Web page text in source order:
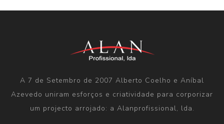
A 7 de Setembro de 2007 Alberto Coelho e Aníbal
Azevedo uniram esforços e criatividade para corporizar
um projecto arrojado: a Alanprofissional, lda.